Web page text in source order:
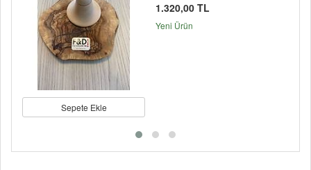
Sepete Ekle
1.320,00 TL
Yeni Ürün